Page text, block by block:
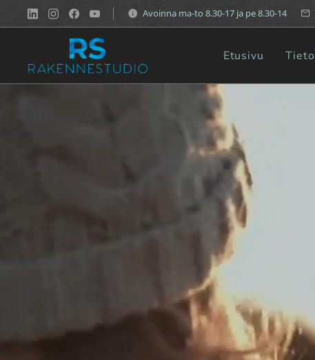
Avoinna ma-to 8.30-17 ja pe 8.30-14
Etusivu